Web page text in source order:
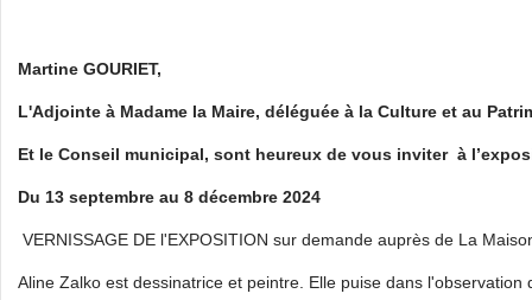
Martine GOURIET,
L'Adjointe à Madame la Maire, déléguée à la Culture et au
Et le Conseil municipal, sont heureux de vous inviter à
Du 13 septembre au 8 décembre 2024
VERNISSAGE DE l'EXPOSITION sur demande auprès de La
Aline Zalko est dessinatrice et peintre. Elle puise dans